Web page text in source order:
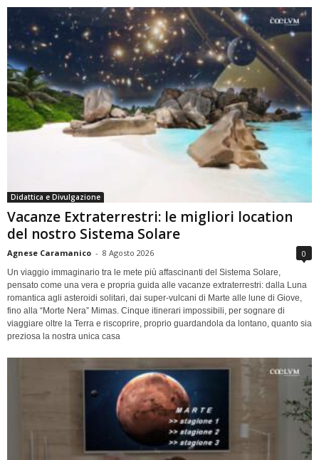
Didattica e Divulgazione
Vacanze Extraterrestri: le migliori location
del nostro Sistema Solare
Agnese Caramanico - 8 Agosto 2026 0
Un viaggio immaginario tra le mete più affascinanti del Sistema Solare,
pensato come una vera e propria guida alle vacanze extraterrestri: dalla Luna
romantica agli asteroidi solitari, dai super-vulcani di Marte alle lune di Giove,
fino alla “Morte Nera” Mimas. Cinque itinerari impossibili, per sognare di
viaggiare oltre la Terra e riscoprire, proprio guardandola da lontano, quanto sia
preziosa la nostra unica casa